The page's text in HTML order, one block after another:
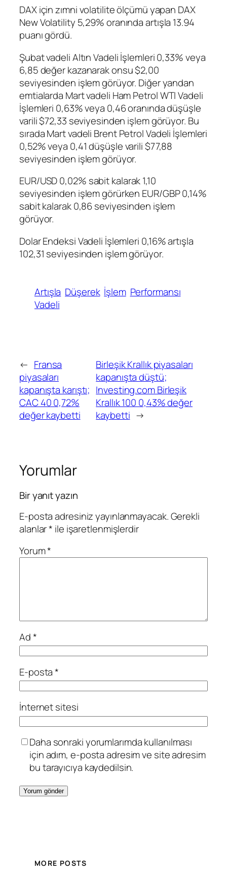
DAX için zımni volatilite ölçümü yapan DAX
New Volatility 5,29% oranında artışla 13.94
puanı gördü.
Şubat vadeliAltınVadeli İşlemleri 0,33% veya
6,85 değer kazanarak onsu $2,00
seviyesinden işlem görüyor. Diğer yandan
emtialarda Mart vadeli Ham PetrolWTIVadeli
İşlemleri 0,63% veya 0,46 oranında düşüşle
varili $72,33 seviyesinden işlem görüyor. Bu
sırada Mart vadeli Brent Petrol Vadeli İşlemleri
0,52% veya 0,41 düşüşle varili $77,88
seviyesinden işlem görüyor.
EUR/USD0,02% sabit kalarak 1,10
seviyesinden işlem görürken EUR/GBP0,14%
sabit kalarak 0,86 seviyesinden işlem
görüyor.
Dolar Endeksi Vadeli İşlemleri 0,16% artışla
102,31 seviyesinden işlem görüyor.
Artışla Düşerek İşlem Performansı
Vadeli
← Fransa
piyasaları
kapanışta karıştı;
CAC 40 0,72%
değer kaybetti
Birleşik Krallık piyasaları
kapanışta düştü;
Investing.com Birleşik
Krallık 100 0,43% değer
kaybetti →
Yorumlar
Bir yanıt yazın
E-posta adresiniz yayınlanmayacak.Gerekli
alanlar* ile işaretlenmişlerdir
Yorum*
Ad*
E-posta*
İnternet sitesi
Daha sonraki yorumlarımda kullanılması
için adım, e-posta adresim ve site adresim
bu tarayıcıya kaydedilsin.
MORE POSTS